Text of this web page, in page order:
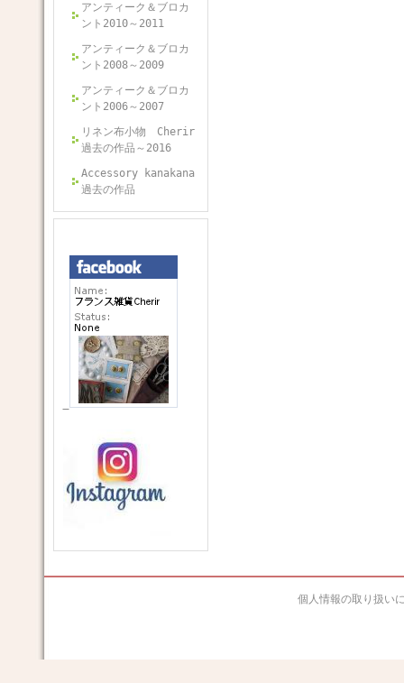
アンティーク＆ブロカ
ント2010～2011
アンティーク＆ブロカ
ント2008～2009
アンティーク＆ブロカ
ント2006～2007
リネン布小物 Cherir
過去の作品～2016
Accessory kanakana
過去の作品
個人情報の取り扱い